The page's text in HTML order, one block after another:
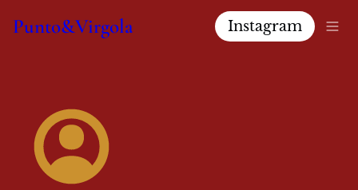
Punto&Virgola Instagram